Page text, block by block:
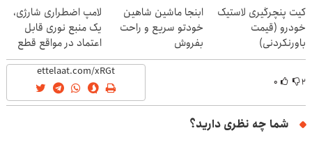
کیت پنچرگیری لاستیک
خودرو (قیمت
باورنکردنی)
ابنجا ماشین شاهین
خودتو سریع و راحت
بفروش
لامپ اضطراری شارژی،
یک منبع نوری قابل
اعتماد در مواقع قطع
برق
۲ ۰
شما چه نظری دارید؟